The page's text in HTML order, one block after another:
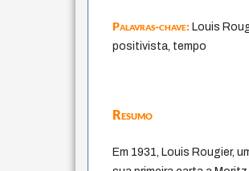
Palavras-chave:Louis
positivista, tempo
Resumo
Em 1931, Louis Rougier,